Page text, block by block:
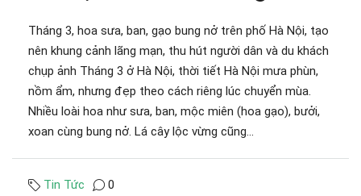
Tháng 3, hoa sưa, ban, gạo bung nở trên phố Hà Nội, tạo
nên khung cảnh lãng mạn, thu hút người dân và du khách
chụp ảnh Tháng 3 ở Hà Nội, thời tiết Hà Nội mưa phùn,
nồm ẩm, nhưng đẹp theo cách riêng lúc chuyển mùa.
Nhiều loài hoa như sưa, ban, mộc miên (hoa gạo), bưởi,
xoan cùng bung nở. Lá cây lộc vừng cũng...
Tin Tức 0